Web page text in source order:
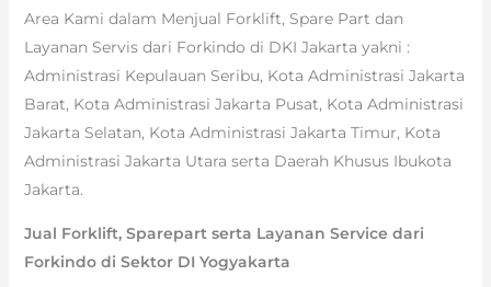
Area Kami dalam Menjual Forklift, Spare Part dan
Layanan Servis dari Forkindo di DKI Jakarta yakni :
Administrasi Kepulauan Seribu, Kota Administrasi Jakarta
Barat, Kota Administrasi Jakarta Pusat, Kota Administrasi
Jakarta Selatan, Kota Administrasi Jakarta Timur, Kota
Administrasi Jakarta Utara serta Daerah Khusus Ibukota
Jakarta.
Jual Forklift, Sparepart serta Layanan Service dari
Forkindo di Sektor DI Yogyakarta